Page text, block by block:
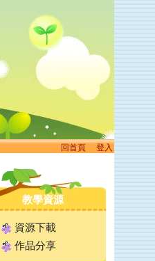
回首頁 登入
教學資源
資源下載
作品分享